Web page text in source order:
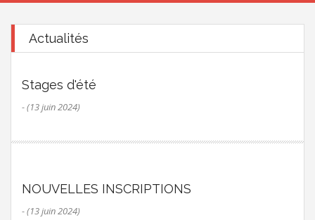
Actualités
Stages d'été
- (13 juin 2024)
NOUVELLES INSCRIPTIONS
- (13 juin 2024)